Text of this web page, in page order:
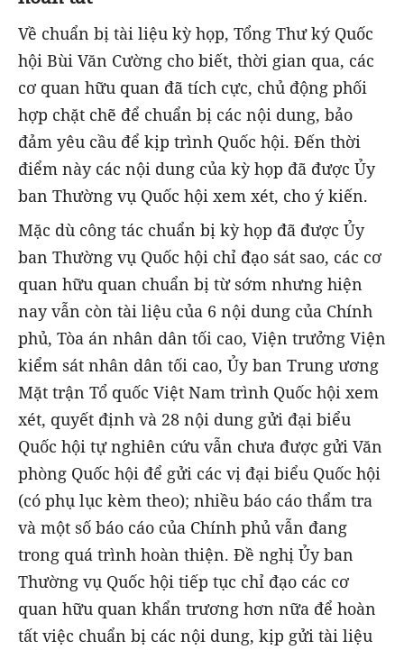
Về chuẩn bị tài liệu kỳ họp, Tổng Thư ký Quốc
hội Bùi Văn Cường cho biết, thời gian qua, các
cơ quan hữu quan đã tích cực, chủ động phối
hợp chặt chẽ để chuẩn bị các nội dung, bảo
đảm yêu cầu để kịp trình Quốc hội. Đến thời
điểm này các nội dung của kỳ họp đã được Ủy
ban Thường vụ Quốc hội xem xét, cho ý kiến.
Mặc dù công tác chuẩn bị kỳ họp đã được Ủy
ban Thường vụ Quốc hội chỉ đạo sát sao, các cơ
quan hữu quan chuẩn bị từ sớm nhưng hiện
nay vẫn còn tài liệu của 6 nội dung của Chính
phủ, Tòa án nhân dân tối cao, Viện trưởng Viện
kiểm sát nhân dân tối cao, Ủy ban Trung ương
Mặt trận Tổ quốc Việt Nam trình Quốc hội xem
xét, quyết định và 28 nội dung gửi đại biểu
Quốc hội tự nghiên cứu vẫn chưa được gửi Văn
phòng Quốc hội để gửi các vị đại biểu Quốc hội
(có phụ lục kèm theo); nhiều báo cáo thẩm tra
và một số báo cáo của Chính phủ vẫn đang
trong quá trình hoàn thiện. Đề nghị Ủy ban
Thường vụ Quốc hội tiếp tục chỉ đạo các cơ
quan hữu quan khẩn trương hơn nữa để hoàn
tất việc chuẩn bị các nội dung, kịp gửi tài liệu